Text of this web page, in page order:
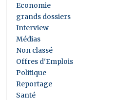
Economie
grands dossiers
Interview
Médias
Non classé
Offres d'Emplois
Politique
Reportage
Santé